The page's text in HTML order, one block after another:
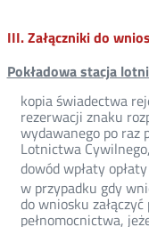
III. Załączniki do
Pokładowa stacja
kopia świadectwa
rezerwacji znaku
wydawanego po raz
Lotnictwa Cywilnego,
dowód wpłaty
w przypadku gdy
do wniosku
pełnomocnictwa,